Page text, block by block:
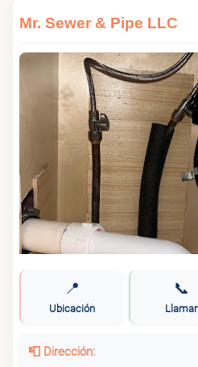
Mr. Sewer & Pipe LLC
📍
Ubicación
📞
Llamar
📮 Dirección: